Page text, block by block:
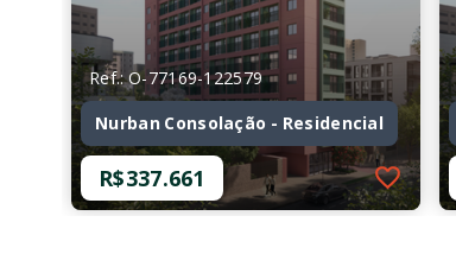
Ref.: O-77169-122579
Nurban Consolação - Residencial
R$337.661